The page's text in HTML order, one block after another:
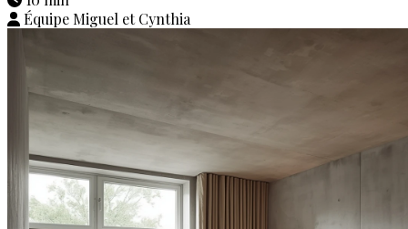
Équipe Miguel et Cynthia